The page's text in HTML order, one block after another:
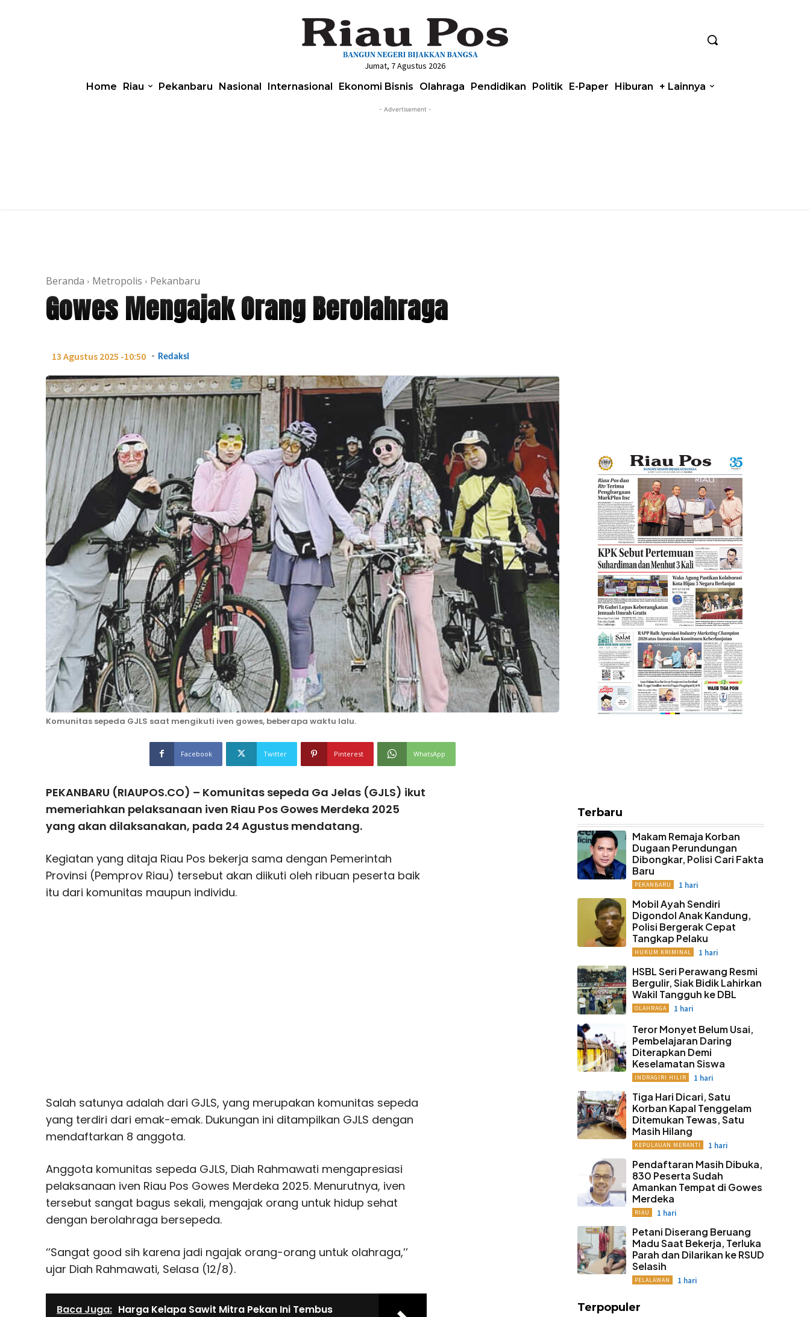
Jumat, 7 Agustus 2026
Home Riau Pekanbaru Nasional Internasional Ekonomi Bisnis Olahraga Pendidikan Politik E-Paper Hiburan + Lainnya
- Advertisement -
Beranda Metropolis Pekanbaru
Gowes Mengajak Orang Berolahraga
13 Agustus 2025 -10:50 - Redaksi
Komunitas sepeda GJLS saat mengikuti iven gowes, beberapa waktu lalu.
Facebook Twitter Pinterest WhatsApp
PEKANBARU (RIAUPOS.CO) – Komunitas sepeda Ga Jelas (GJLS) ikut
memeriahkan pelaksanaan iven Riau Pos Gowes Merdeka 2025
yang akan dilaksanakan, pada 24 Agustus mendatang.
Kegiatan yang ditaja Riau Pos bekerja sama dengan Pemerintah
Provinsi (Pemprov Riau) tersebut akan diikuti oleh ribuan peserta baik
itu dari komunitas maupun individu.
Salah satunya adalah dari GJLS, yang merupakan komunitas sepeda
yang terdiri dari emak-emak. Dukungan ini ditampilkan GJLS dengan
mendaftarkan 8 anggota.
Anggota komunitas sepeda GJLS, Diah Rahmawati mengapresiasi
pelaksanaan iven Riau Pos Gowes Merdeka 2025. Menurutnya, iven
tersebut sangat bagus sekali, mengajak orang untuk hidup sehat
dengan berolahraga bersepeda.
‘’Sangat good sih karena jadi ngajak orang-orang untuk olahraga,’’
ujar Diah Rahmawati, Selasa (12/8).
Baca Juga: Harga Kelapa Sawit Mitra Pekan Ini Tembus
Terbaru
Makam Remaja Korban
Dugaan Perundungan
Dibongkar, Polisi Cari Fakta
Baru
PEKANBARU 1 hari
Mobil Ayah Sendiri
Digondol Anak Kandung,
Polisi Bergerak Cepat
Tangkap Pelaku
HUKUM KRIMINAL 1 hari
HSBL Seri Perawang Resmi
Bergulir, Siak Bidik Lahirkan
Wakil Tangguh ke DBL
OLAHRAGA 1 hari
Teror Monyet Belum Usai,
Pembelajaran Daring
Diterapkan Demi
Keselamatan Siswa
INDRAGIRI HILIR 1 hari
Tiga Hari Dicari, Satu
Korban Kapal Tenggelam
Ditemukan Tewas, Satu
Masih Hilang
KEPULAUAN MERANTI 1 hari
Pendaftaran Masih Dibuka,
830 Peserta Sudah
Amankan Tempat di Gowes
Merdeka
RIAU 1 hari
Petani Diserang Beruang
Madu Saat Bekerja, Terluka
Parah dan Dilarikan ke RSUD
Selasih
PELALAWAN 1 hari
Terpopuler